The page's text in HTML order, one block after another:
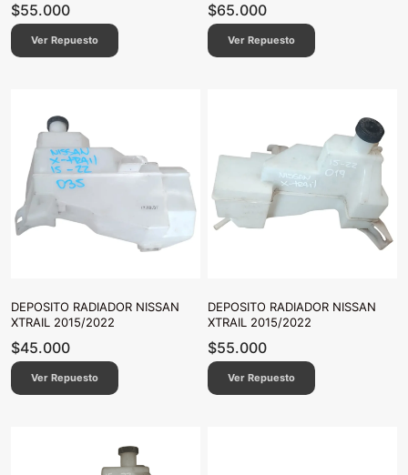
$55.000
Ver Repuesto
$65.000
Ver Repuesto
DEPOSITO RADIADOR NISSAN
XTRAIL 2015/2022
$45.000
Ver Repuesto
DEPOSITO RADIADOR NISSAN
XTRAIL 2015/2022
$55.000
Ver Repuesto